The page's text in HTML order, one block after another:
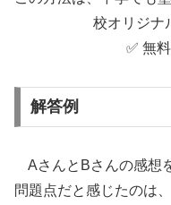
校オリジナ
✅ 無
解答例
AさんとBさんの感想
問題点だと感じたのは